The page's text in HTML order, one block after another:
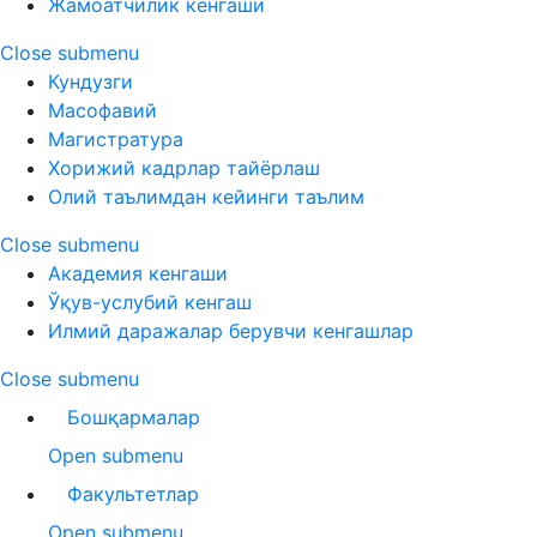
Жамоатчилик кенгаши
Close submenu
Кундузги
Масофавий
Магистратура
Хорижий кадрлар тайёрлаш
Олий таълимдан кейинги таълим
Close submenu
Академия кенгаши
Ўқув-услубий кенгаш
Илмий даражалар берувчи кенгашлар
Close submenu
Бошқармалар
Open submenu
Факультетлар
Open submenu